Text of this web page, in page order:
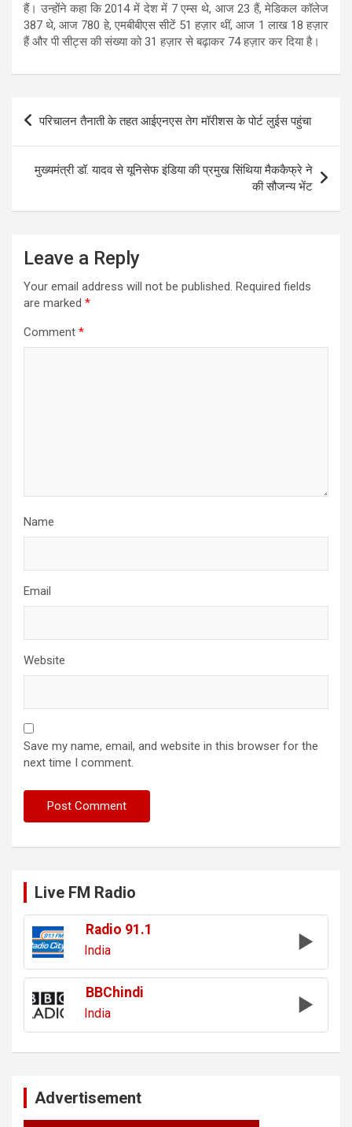
हैं। उन्होंने कहा कि 2014 में देश में 7 एम्स थे, आज 23 हैं, मेडिकल कॉलेज
387 थे, आज 780 हे, एमबीबीएस सीटें 51 हज़ार थीं, आज 1 लाख 18 हज़ार
हैं और पी सीट्स की संख्या को 31 हज़ार से बढ़ाकर 74 हज़ार कर दिया है।
Post
परिचालन तैनाती के तहत आईएनएस तेग मॉरीशस के पोर्ट लुईस पहुंचा
मुख्यमंत्री डॉ. यादव से यूनिसेफ इंडिया की प्रमुख सिंथिया मैककैफ्रे ने
की सौजन्य भेंट
Leave a Reply
Your email address will not be published. Required fields
are marked *
Comment *
Name
Email
Website
Save my name, email, and website in this browser for the
next time I comment.
Live FM Radio
Radio 91.1
India
BBChindi
India
Advertisement